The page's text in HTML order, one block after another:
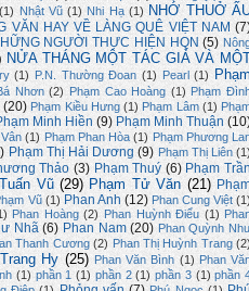
(1) Nhật Vũ (1) Nhi Hạ (1) NHỚ THUỞ
VĂN HAY VỀ LÀNG QUÊ VIỆT NAM
NGƯỜI THỰC HIỆN HQN (5)
NỬA THÁNG MỘT TÁC GIẢ VÀ
(1) P.N. Thường Đoan (1) Pearl (1)
Nhơn (2) Phạm Cao Hoàng (1) Phạm
(20) Phạm Kiều Hưng (1) Phạm Lâm (1)
Minh Hiền (9) Phạm Minh Thuận
(1) Phạm Phan Hòa (1) Phạm Phương
Phạm Thị Hải Dương (9) Phạm Thị Liên
Thảo (3) Phạm Thuý (6) Phạm
Vũ (29) Phạm Tử Văn (21)
Vũ (1) Phan Anh (12) Phan Cung Việt
Phan Hoàng (2) Phan Huỳnh Điểu (1)
Nhã (6) Phan Nam (20) Phan Quỳnh
Thanh Cương (2) Phan Thị Huỳnh Trang
Hy (25) Phan Văn Bình (1) Phan
(1) phần 1 (1) phần 2 (1) phần 3 (1) phần